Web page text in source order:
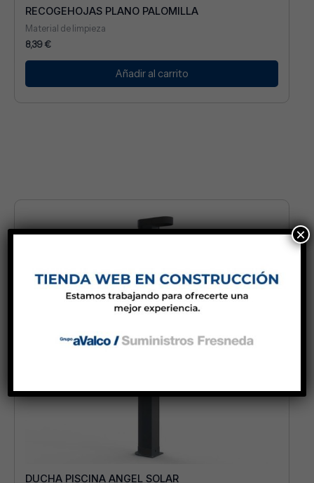
RECOGEHOJAS PLANO PALOMILLA
Material de limpieza
8,39€
Añadir al carrito
DUCHA PISCINA ANGEL SOLAR
×